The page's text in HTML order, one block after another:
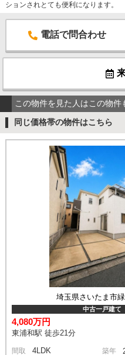
ションされとても便利になります。
電話で問合わせ
この物件を見た人はこの物件
同じ価格帯の物件はこちら
埼玉県さいたま市
中古一戸建て
4,080万円
東浦和駅 徒歩21分
間取 4LDK 築年